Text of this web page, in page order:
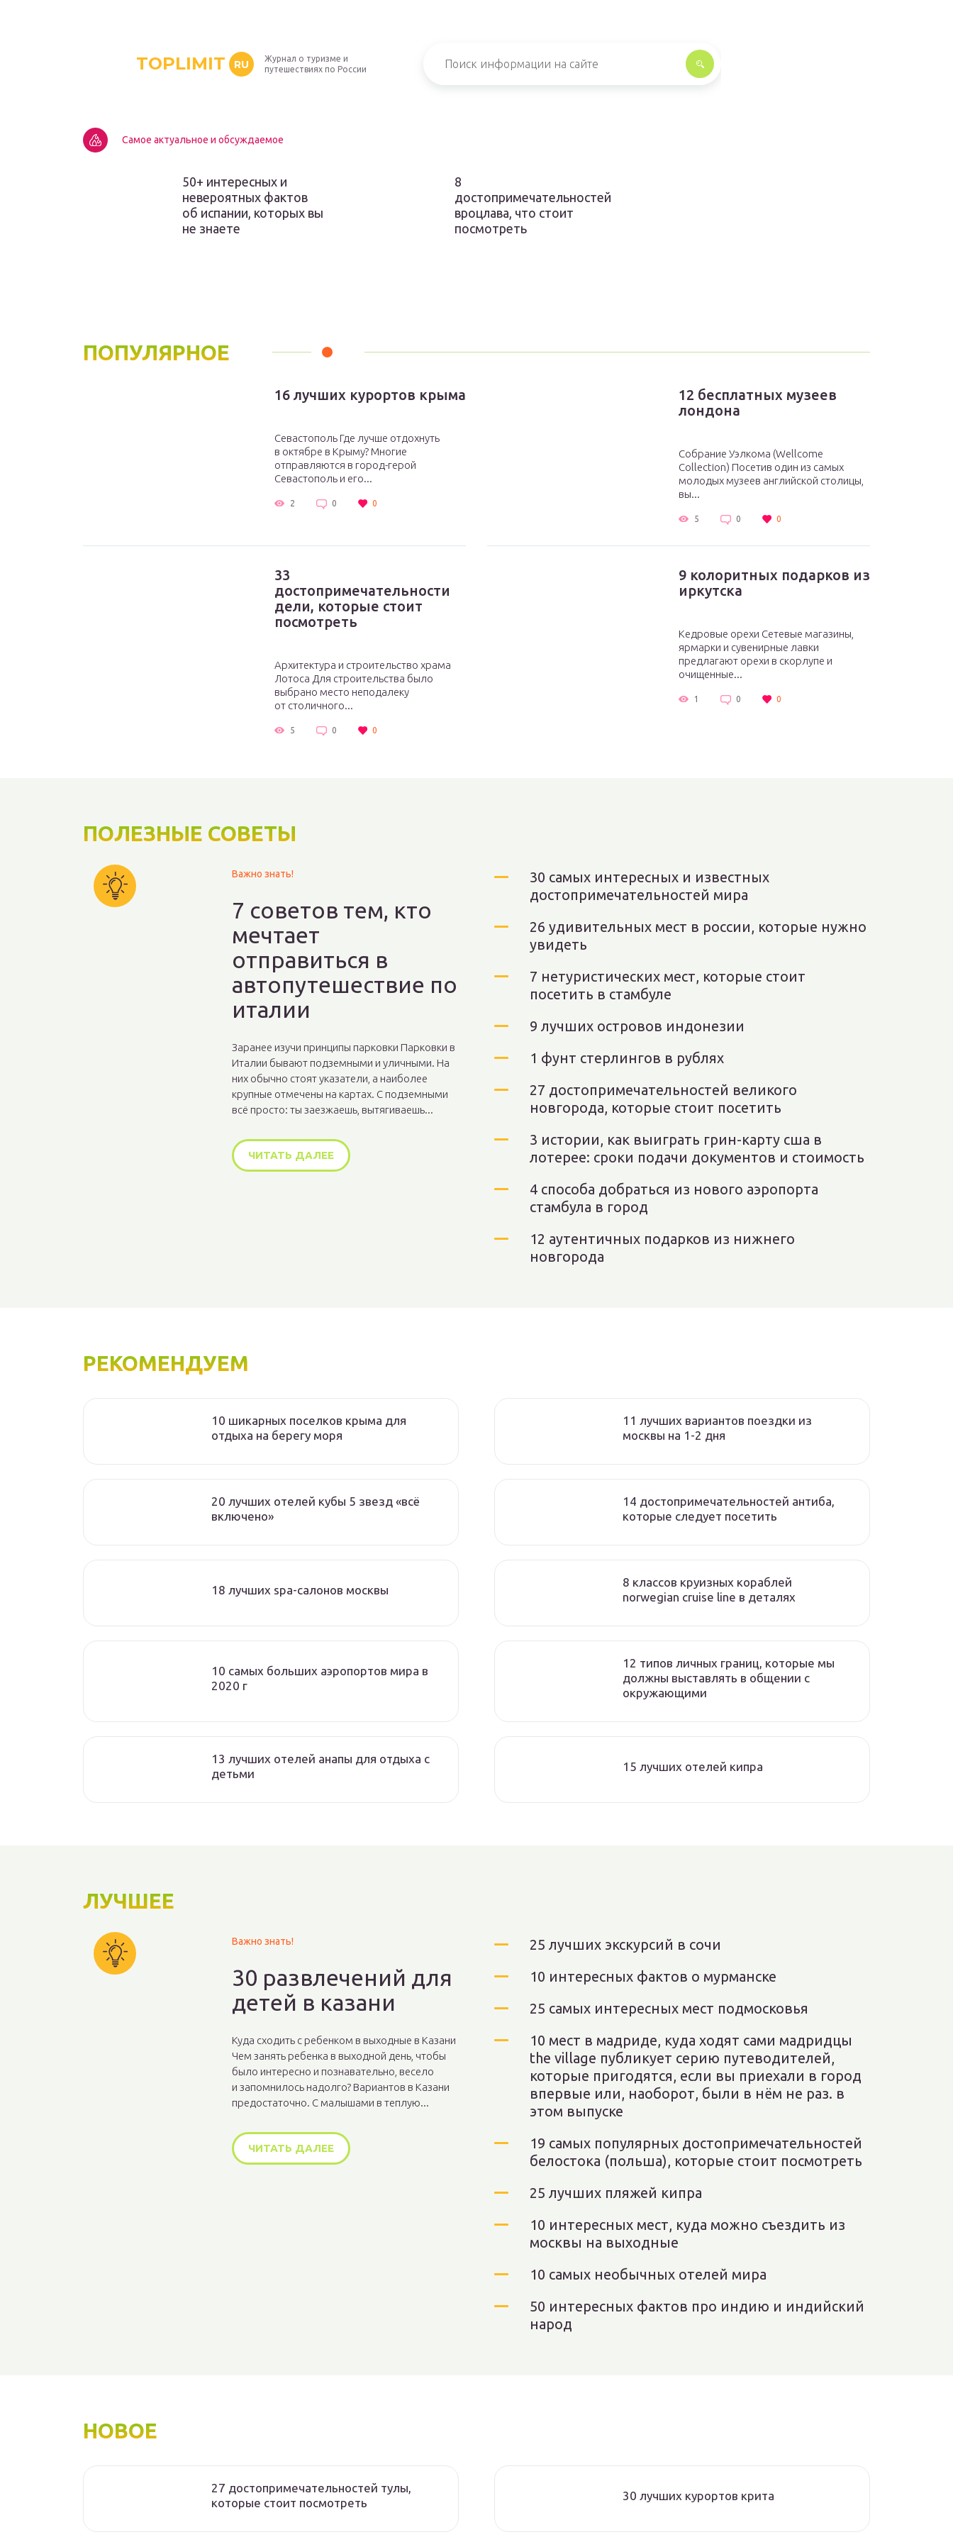
TOPLIMIT RU
Журнал о туризме и
путешествиях по России
Самое актуальное и обсуждаемое
50+ интересных и
невероятных фактов
об испании, которых вы
не знаете
8
достопримечательностей
вроцлава, что стоит
посмотреть
ПОПУЛЯРНОЕ
16 лучших курортов крыма
Севастополь Где лучше отдохнуть
в октябре в Крыму? Многие
отправляются в город-герой
Севастополь и его...
2 0 0
12 бесплатных музеев
лондона
Собрание Уэлкома (Wellcome
Collection) Посетив один из самых
молодых музеев английской столицы,
вы...
5 0 0
33
достопримечательности
дели, которые стоит
посмотреть
Архитектура и строительство храма
Лотоса Для строительства было
выбрано место неподалеку
от столичного...
5 0 0
9 колоритных подарков из
иркутска
Кедровые орехи Сетевые магазины,
ярмарки и сувенирные лавки
предлагают орехи в скорлупе и
очищенные...
1 0 0
ПОЛЕЗНЫЕ СОВЕТЫ
Важно знать!
7 советов тем, кто
мечтает
отправиться в
автопутешествие по
италии
Заранее изучи принципы парковки Парковки в
Италии бывают подземными и уличными. На
них обычно стоят указатели, а наиболее
крупные отмечены на картах. С подземными
всё просто: ты заезжаешь, вытягиваешь...
ЧИТАТЬ ДАЛЕЕ
30 самых интересных и известных
достопримечательностей мира
26 удивительных мест в россии, которые нужно
увидеть
7 нетуристических мест, которые стоит
посетить в стамбуле
9 лучших островов индонезии
1 фунт стерлингов в рублях
27 достопримечательностей великого
новгорода, которые стоит посетить
3 истории, как выиграть грин-карту сша в
лотерее: сроки подачи документов и стоимость
4 способа добраться из нового аэропорта
стамбула в город
12 аутентичных подарков из нижнего
новгорода
РЕКОМЕНДУЕМ
10 шикарных поселков крыма для
отдыха на берегу моря
11 лучших вариантов поездки из
москвы на 1-2 дня
20 лучших отелей кубы 5 звезд «всё
включено»
14 достопримечательностей антиба,
которые следует посетить
18 лучших spa-салонов москвы
8 классов круизных кораблей
norwegian cruise line в деталях
10 самых больших аэропортов мира в
2020 г
12 типов личных границ, которые мы
должны выставлять в общении с
окружающими
13 лучших отелей анапы для отдыха с
детьми
15 лучших отелей кипра
ЛУЧШЕЕ
Важно знать!
30 развлечений для
детей в казани
Куда сходить с ребенком в выходные в Казани
Чем занять ребенка в выходной день, чтобы
было интересно и познавательно, весело
и запомнилось надолго? Вариантов в Казани
предостаточно. С малышами в теплую...
ЧИТАТЬ ДАЛЕЕ
25 лучших экскурсий в сочи
10 интересных фактов о мурманске
25 самых интересных мест подмосковья
10 мест в мадриде, куда ходят сами мадридцы
the village публикует серию путеводителей,
которые пригодятся, если вы приехали в город
впервые или, наоборот, были в нём не раз. в
этом выпуске
19 самых популярных достопримечательностей
белостока (польша), которые стоит посмотреть
25 лучших пляжей кипра
10 интересных мест, куда можно съездить из
москвы на выходные
10 самых необычных отелей мира
50 интересных фактов про индию и индийский
народ
НОВОЕ
27 достопримечательностей тулы,
которые стоит посмотреть
30 лучших курортов крита